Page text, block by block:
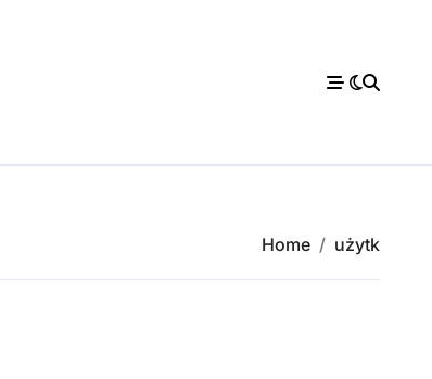
Home użytk